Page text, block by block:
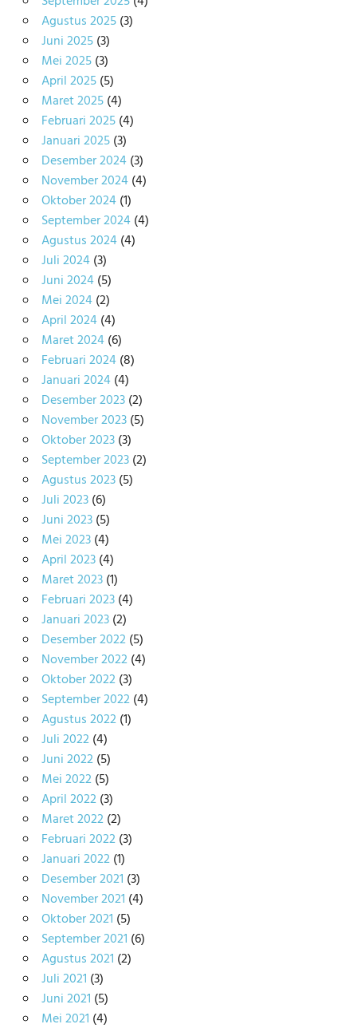
Agustus 2025(3)
Juni 2025(3)
Mei 2025(3)
April 2025(5)
Maret 2025(4)
Februari 2025(4)
Januari 2025(3)
Desember 2024(3)
November 2024(4)
Oktober 2024(1)
September 2024(4)
Agustus 2024(4)
Juli 2024(3)
Juni 2024(5)
Mei 2024(2)
April 2024(4)
Maret 2024(6)
Februari 2024(8)
Januari 2024(4)
Desember 2023(2)
November 2023(5)
Oktober 2023(3)
September 2023(2)
Agustus 2023(5)
Juli 2023(6)
Juni 2023(5)
Mei 2023(4)
April 2023(4)
Maret 2023(1)
Februari 2023(4)
Januari 2023(2)
Desember 2022(5)
November 2022(4)
Oktober 2022(3)
September 2022(4)
Agustus 2022(1)
Juli 2022(4)
Juni 2022(5)
Mei 2022(5)
April 2022(3)
Maret 2022(2)
Februari 2022(3)
Januari 2022(1)
Desember 2021 (3)
November 2021 (4)
Oktober 2021 (5)
September 2021 (6)
Agustus 2021 (2)
Juli 2021 (3)
Juni 2021 (5)
Mei 2021 (4)